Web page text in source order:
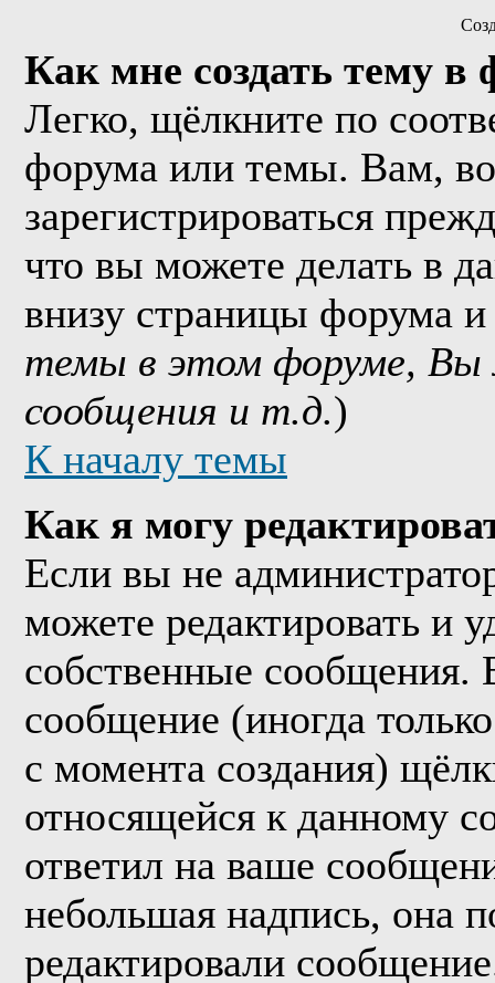
Как мне создать тему в
Легко, щёлкните по
форума или темы. Вам,
зарегистрироваться
что вы можете делать в
внизу страницы форума
темы в этом форуме,
сообщения и т.д.)
К началу темы
Как я могу
Если вы не
можете редактировать и
собственные сообщения.
сообщение (иногда
с момента создания)
относящейся к данному
ответил на ваше
небольшая надпись, она
редактировали